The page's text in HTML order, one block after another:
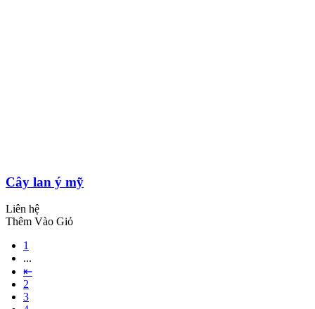
Cây lan ý mỹ
Liên hệ
Thêm Vào Giỏ
1
...
⇤
2
3